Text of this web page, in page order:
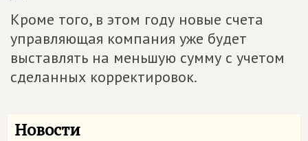
Кроме того, в этом году новые счета
управляющая компания уже будет
выставлять на меньшую сумму с учетом
сделанных корректировок.
Новости